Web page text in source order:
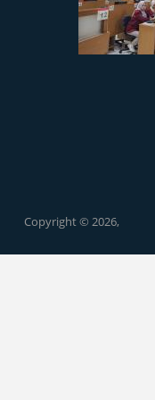
Copyright © 2026,